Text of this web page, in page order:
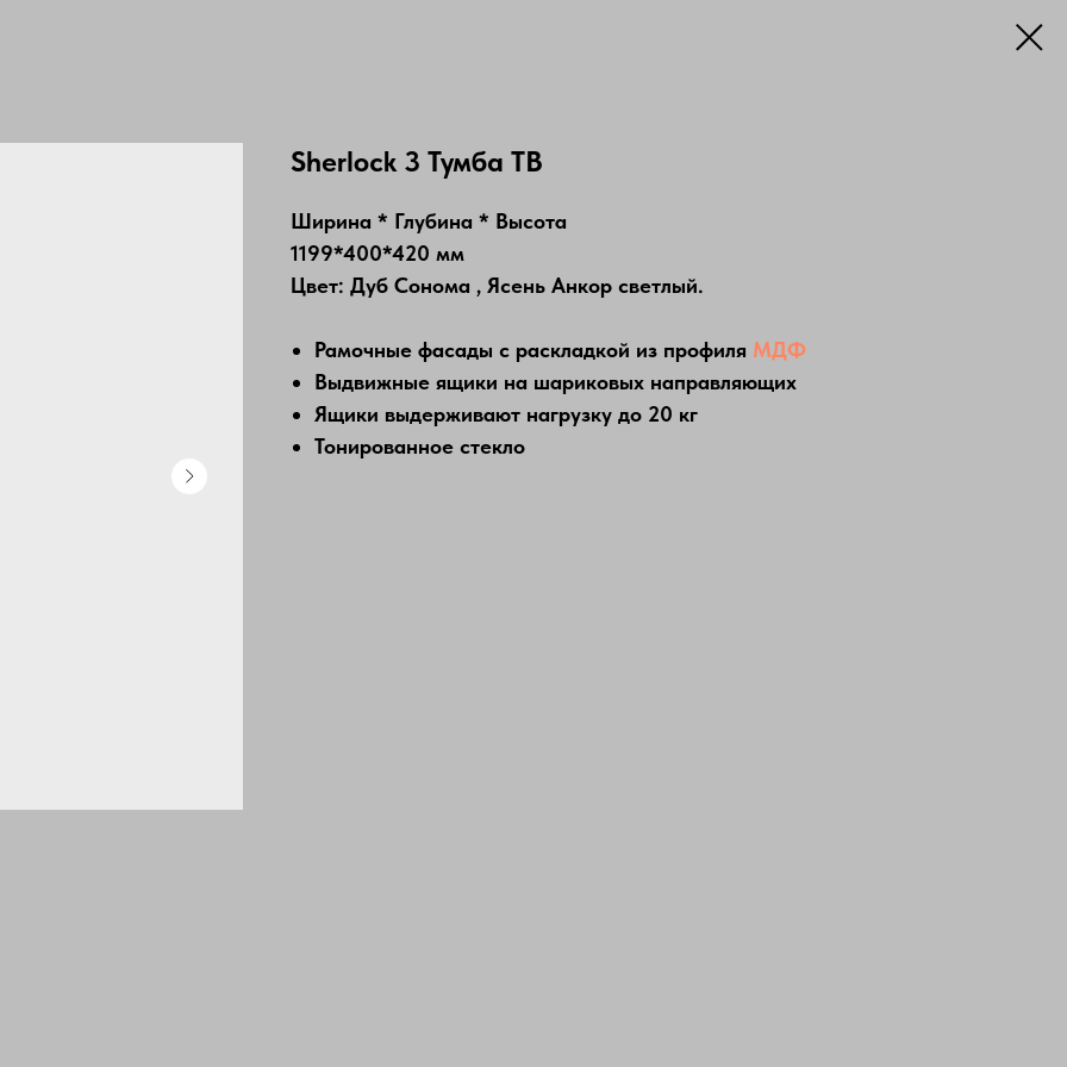
Sherlock 3 Тумба ТВ
Ширина * Глубина * Высота
1199*400*420 мм
Цвет: Дуб Сонома , Ясень Анкор светлый.
Рамочные фасады с раскладкой из профиля МДФ
Выдвижные ящики на шариковых направляющих
Ящики выдерживают нагрузку до 20 кг
Тонированное стекло